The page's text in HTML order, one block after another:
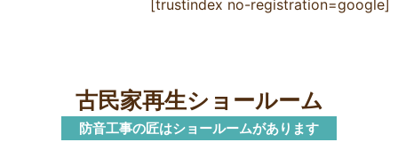
[trustindex no-registration=google]
古民家再生ショールーム
防音工事の匠はショールームがあります